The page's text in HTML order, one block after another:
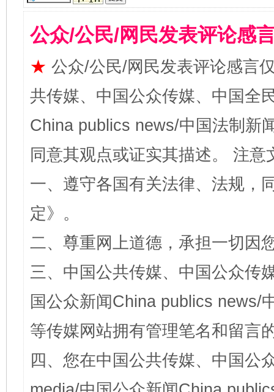
公众/公民/网民发表评论感
★ 公众/公民/网民发表评论感言
共传媒、中国公众传媒、中国全
China publics news/中国法制新
同意其观点或证实其描述。 注
一、遵守各国有关法律、法规，
定》。
二、尊重网上道德，承担一切因
三、中国公共传媒、中国公众传
国公众新闻China publics news/
等传媒网站拥有管理笔名和留言
四、您在中国公共传媒、中国公